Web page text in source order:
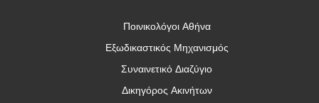
Ποινικολόγοι Αθήνα
Εξωδικαστικός Μηχανισμός
Συναινετικό Διαζύγιο
Δικηγόρος Ακινήτων